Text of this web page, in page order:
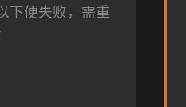
下便失败，需重